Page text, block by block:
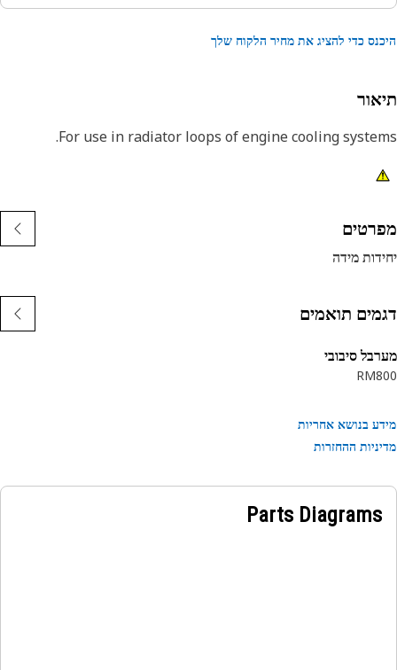
כדי להציג את מחיר הלקוח שלך
For use in radiator loops of engine cooling
מידה
תואמים
סיבובי
בנושא אחריות
ההחזרות
Parts Diagrams